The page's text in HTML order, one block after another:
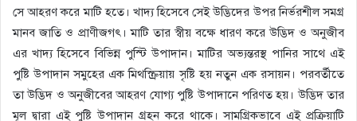
সে আহরণ করে মাটি হতে। খাদ্য হিসেবে সেই উদ্ভিদের উপর নির্ভরশীল সমগ্র
মানব জাতি ও প্রাণীজগৎ। মাটি তার স্বীয় বক্ষে ধারণ করে উদ্ভিদ ও অনুজীব
এর খাদ্য হিসেবে বিভিন্ন পুস্টি উপাদান। মাটির অভ্যন্তরস্থ পানির সাথে এই
পুষ্টি উপাদান সমুহের এক মিথস্ক্রিয়ায় সৃষ্টি হয় নতুন এক রসায়ন। পরবর্তীতে
তা উদ্ভিদ ও অনুজীবের আহরণ যোগ্য পুষ্টি উপাদানে পরিণত হয়। উদ্ভিদ তার
মূল দ্বারা এই পুষ্টি উপাদান গ্রহন করে থাকে। সামগ্রিকভাবে এই প্রক্রিয়াটি